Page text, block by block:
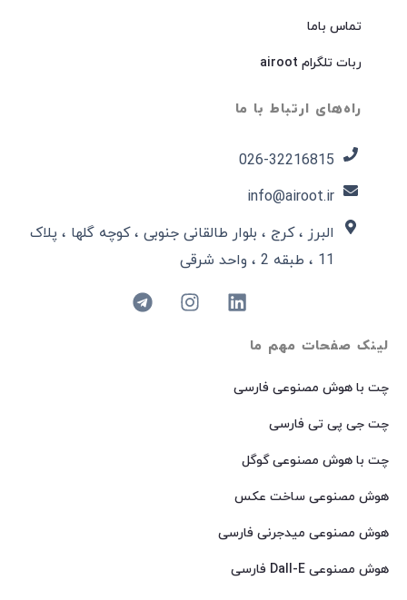
لینک صفحات مهم ما
چت با هوش مصنوعی فارسی
چت جی پی تی فارسی
چت با هوش مصنوعی گوگل
هوش مصنوعی ساخت عکس
هوش مصنوعی میدجرنی فارسی
هوش مصنوعی Dall-E فارسی
تماس باما
ربات تلگرام airoot
راه‌های ارتباط با ما
026-32216815​
info@airoot.ir
البرز ، کرج ، بلوار طالقانی جنوبی ، کوچه گلها ، پلاک
11 ، طبقه 2 ، واحد شرقی